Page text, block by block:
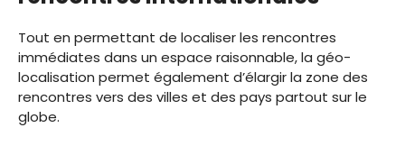
Tout en permettant de localiser les rencontres
immédiates dans un espace raisonnable, la géo-
localisation permet également d’élargir la zone des
rencontres vers des villes et des pays partout sur le
globe.